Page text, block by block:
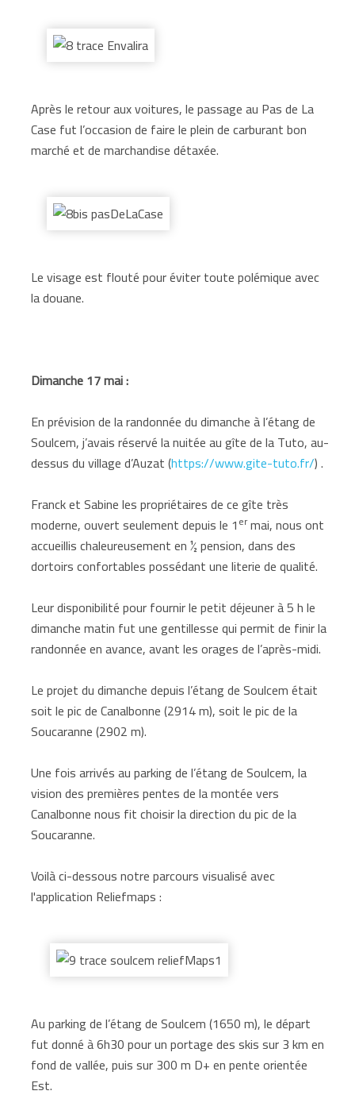
Après le retour aux voitures, le passage au Pas de La
Case fut l’occasion de faire le plein de carburant bon
marché et de marchandise détaxée.
Le visage est flouté pour éviter toute polémique avec
la douane.
Dimanche 17 mai :
En prévision de la randonnée du dimanche à l’étang de
Soulcem, j’avais réservé la nuitée au gîte de la Tuto, au-
dessus du village d’Auzat (https://www.gite-tuto.fr/) .
Franck et Sabine les propriétaires de ce gîte très
moderne, ouvert seulement depuis le 1ermai, nous ont
accueillis chaleureusement en ½ pension, dans des
dortoirs confortables possédant une literie de qualité.
Leur disponibilité pour fournir le petit déjeuner à 5 h le
dimanche matin fut une gentillesse qui permit de finir la
randonnée en avance, avant les orages de l’après-midi.
Le projet du dimanche depuis l’étang de Soulcem était
soit le pic de Canalbonne (2914 m), soit le pic de la
Soucaranne (2902 m).
Une fois arrivés au parking de l’étang de Soulcem, la
vision des premières pentes de la montée vers
Canalbonne nous fit choisir la direction du pic de la
Soucaranne.
Voilà ci-dessous notre parcours visualisé avec
l'application Reliefmaps :
Au parking de l’étang de Soulcem (1650 m), le départ
fut donné à 6h30 pour un portage des skis sur 3 km en
fond de vallée, puis sur 300 m D+ en pente orientée
Est.